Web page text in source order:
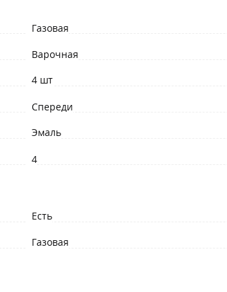
Газовая
Варочная
4 шт
Спереди
Эмаль
4
Есть
Газовая